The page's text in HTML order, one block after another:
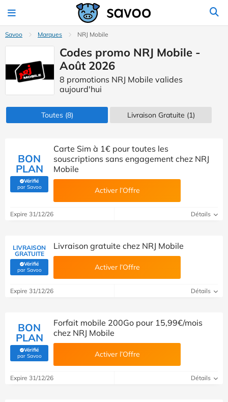
Savoo Marques NRJ Mobile
Codes promo NRJ Mobile -
Août 2026
8 promotions NRJ Mobile valides
aujourd'hui
Toutes(8) Livraison Gratuite (1)
BON
PLAN
Vérifié
par Savoo(Vérifié par Savoo)
Carte Sim à 1€ pour toutes les
souscriptions sans engagement chez NRJ
Mobile
Activer l’Offre
Expire 31/12/26 Détails
LIVRAISON
GRATUITE
Vérifié
par Savoo(Vérifié par Savoo)
Livraison gratuite chez NRJ Mobile
Activer l’Offre
Expire 31/12/26 Détails
BON
PLAN
Vérifié
par Savoo(Vérifié par Savoo)
Forfait mobile 200Go pour 15,99€/mois
chez NRJ Mobile
Activer l’Offre
Expire 31/12/26 Détails